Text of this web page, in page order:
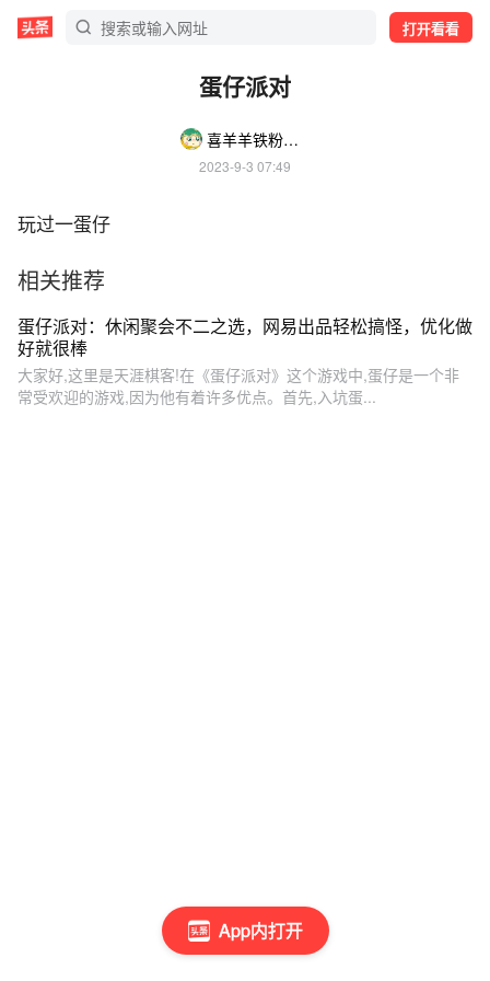
打开看看
App内打开
蛋仔派对
喜羊羊铁粉zGpY
2023-9-3 07:49
玩过一蛋仔
相关推荐
蛋仔派对：休闲聚会不二之选，网易出品轻松搞怪，优化做
好就很棒
大家好,这里是天涯棋客!在《蛋仔派对》这个游戏中,蛋仔是一个非
常受欢迎的游戏,因为他有着许多优点。首先,入坑蛋...